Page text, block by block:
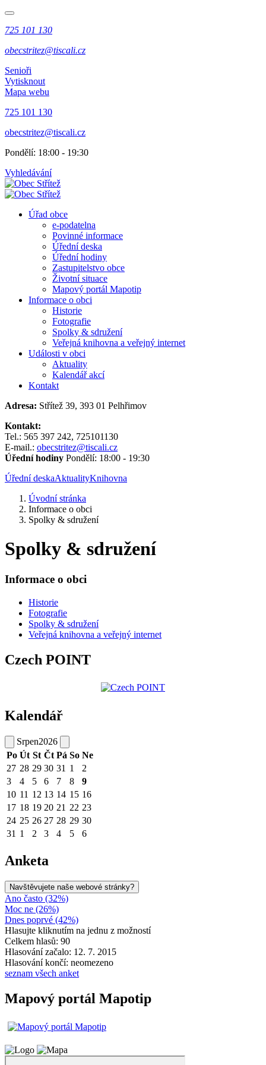
725 101 130
obecstritez@tiscali.cz
Senioři
Vytisknout
Mapa webu
725 101 130
obecstritez@tiscali.cz
Pondělí: 18:00 - 19:30
Vyhledávání
Úřad obce
e-podatelna
Povinné informace
Úřední deska
Úřední hodiny
Zastupitelstvo obce
Životní situace
Mapový portál Mapotip
Informace o obci
Historie
Fotografie
Spolky & sdružení
Veřejná knihovna a veřejný internet
Události v obci
Aktuality
Kalendář akcí
Kontakt
Adresa: Střítež 39, 393 01 Pelhřimov
Kontakt:
Tel.: 565 397 242, 725101130
E-mail.: obecstritez@tiscali.cz
Úřední hodiny Pondělí: 18:00 - 19:30
Úřední deskaAktualityKnihovna
Úvodní stránka
Informace o obci
Spolky & sdružení
Spolky & sdružení
Informace o obci
Historie
Fotografie
Spolky & sdružení
Veřejná knihovna a veřejný internet
Czech POINT
Kalendář
Srpen2026
Po Út St Čt Pá So Ne
27 28 29 30 31 1
2
3
4 5 6 7 8
9
10 11 12 13 14 15 16
17 18 19 20 21 22 23
24 25 26 27 28 29 30
31 1 2 3 4 5 6
Anketa
Navštěvujete naše webové stránky?
Ano často (32%)
Moc ne (26%)
Dnes poprvé (42%)
Hlasujte kliknutím na jednu z možností
Celkem hlasů: 90
Hlasování začalo: 12. 7. 2015
Hlasování končí: neomezeno
seznam všech anket
Mapový portál Mapotip